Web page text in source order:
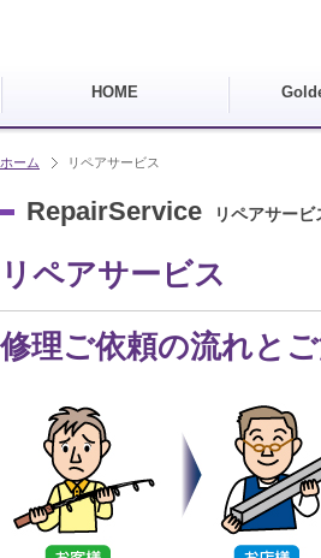
HOME
ホーム リペアサービス
RepairService リペアサービ
リペアサービス
修理ご依頼の流れと